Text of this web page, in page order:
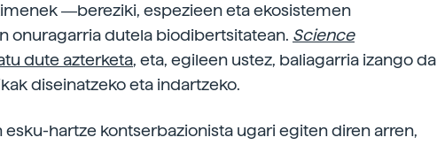
―bereziki, espezieen eta ekosistemen
onuragarria dutela biodibertsitatean. Science
dute azterketa, eta, egileen ustez, baliagarria izango da
diseinatzeko eta indartzeko.
esku-hartze kontserbazionista ugari egiten diren arren,